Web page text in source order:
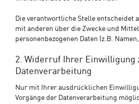
Die verantwortliche Stelle entscheidet
mit anderen über die Zwecke und
personenbezogenen Daten (z.B.
2. Widerruf Ihrer Einwilligung
Datenverarbeitung
Nur mit Ihrer ausdrücklichen
Vorgänge der Datenverarbeitung